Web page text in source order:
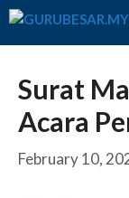
Skip
Surat
Acara
February 10,